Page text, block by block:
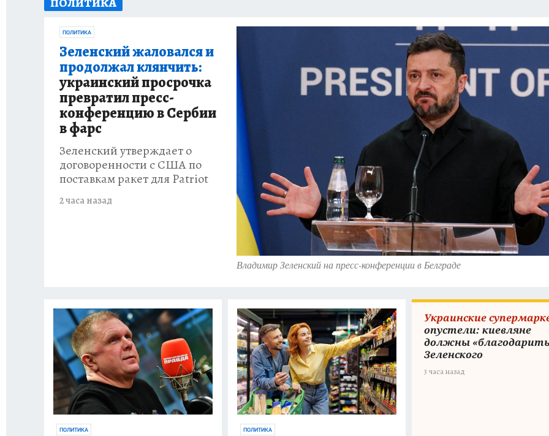
ОТДЫХ В РОССИИ
Владимир Зеленский на пресс-конференции в Белграде
ПОЛИТИКА
Зеленский жаловался и
продолжал клянчить:
украинский просрочка
превратил пресс-
конференцию в Сербии
в фарс
Зеленский утверждает о
договоренности с США по
поставкам ракет для Patriot
2 часа назад
ПОЛИТИКА ПОЛИТИКА
Украинские
опустели: киевляне
должны
Зеленского
3 часа назад